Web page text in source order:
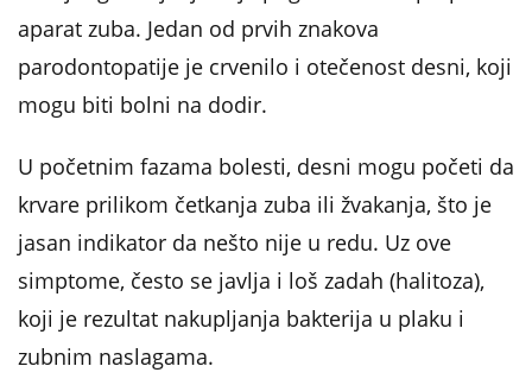
aparat zuba. Jedan od prvih znakova
parodontopatije je crvenilo i otečenost desni, koji
mogu biti bolni na dodir.
U početnim fazama bolesti, desni mogu početi da
krvare prilikom četkanja zuba ili žvakanja, što je
jasan indikator da nešto nije u redu. Uz ove
simptome, često se javlja i loš zadah (halitoza),
koji je rezultat nakupljanja bakterija u plaku i
zubnim naslagama.